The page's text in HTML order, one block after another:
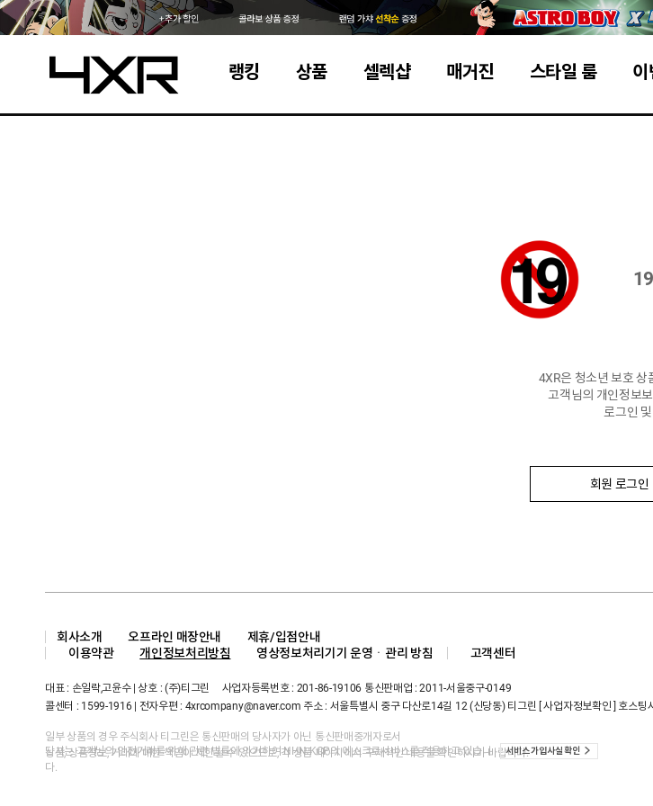
랭킹 상품 셀렉샵 매거진 스타일 룸 이
4XR은 청소년 보호 상
고객님의 개인정보
로그인
회원 로그인
회사소개 오프라인 매장안내
제휴/입점안내
이용약관
개인정보처리방침 영상정보처리기기 운영ㆍ관리 방침 고객센터
대표 : 손일락,고윤수 | 상호 : (주)티그린 사업자등록번호 : 201-86-19106 통신판매업 : 2011-서울중구-0149
콜센터 : 1599-1916 | 전자우편 : 4xrcompany@naver.com 주소 : 서울특별시 중구 다산로14길 12 (신당동) 티그린 [ 사업자정보확인 ] 호스팅
일부 상품의 경우 주식회사 티그린은 통신판매의 당사자가 아닌 통신판매중개자로서
상품, 상품정보, 거래에 대한 책임이 제한될 수 있으므로, 각 상품 페이지에서 구체적인 내용을 확인하시기 바랍니다.
당사는 고객님의 안전거래를 위해 관련 법률에 의거하여 NHN KCP의 에스크로서비스를 적용하고 있습니
다.
서비스 가입사실 확인